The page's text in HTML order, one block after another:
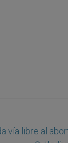
vía libre al